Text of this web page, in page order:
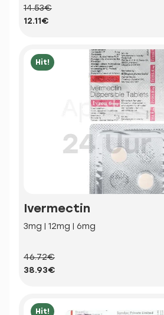
14.53€
12.11€
Hit!
Ivermectin
3mg | 12mg | 6mg
46.72€
38.93€
Hit!